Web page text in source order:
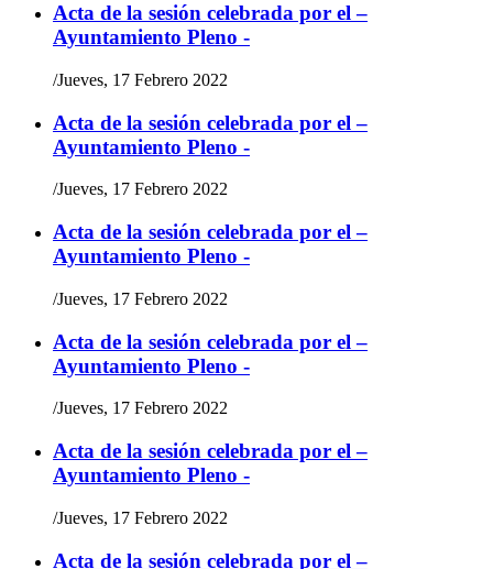
Acta de la sesión celebrada por el –
Ayuntamiento Pleno -
/Jueves, 17 Febrero 2022
Acta de la sesión celebrada por el –
Ayuntamiento Pleno -
/Jueves, 17 Febrero 2022
Acta de la sesión celebrada por el –
Ayuntamiento Pleno -
/Jueves, 17 Febrero 2022
Acta de la sesión celebrada por el –
Ayuntamiento Pleno -
/Jueves, 17 Febrero 2022
Acta de la sesión celebrada por el –
Ayuntamiento Pleno -
/Jueves, 17 Febrero 2022
Acta de la sesión celebrada por el –